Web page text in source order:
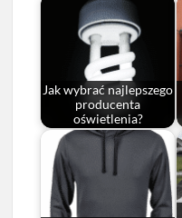
Jak wybrać najlepszego
producenta
oświetlenia?